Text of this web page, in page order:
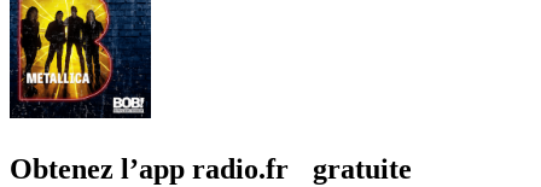
Obtenez l’app radio.fr gratuite